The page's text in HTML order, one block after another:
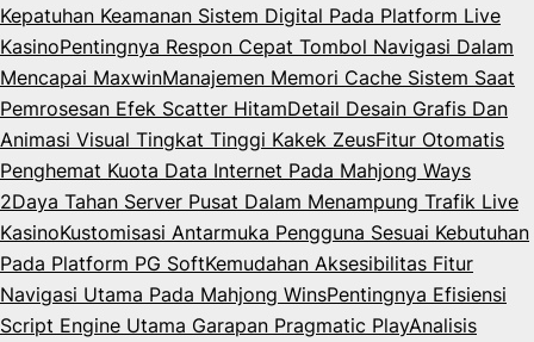
Kepatuhan Keamanan Sistem Digital Pada Platform Live
KasinoPentingnya Respon Cepat Tombol Navigasi Dalam
Mencapai MaxwinManajemen Memori Cache Sistem Saat
Pemrosesan Efek Scatter HitamDetail Desain Grafis Dan
Animasi Visual Tingkat Tinggi Kakek ZeusFitur Otomatis
Penghemat Kuota Data Internet Pada Mahjong Ways
2Daya Tahan Server Pusat Dalam Menampung Trafik Live
KasinoKustomisasi Antarmuka Pengguna Sesuai Kebutuhan
Pada Platform PG SoftKemudahan Aksesibilitas Fitur
Navigasi Utama Pada Mahjong WinsPentingnya Efisiensi
Script Engine Utama Garapan Pragmatic PlayAnalisis